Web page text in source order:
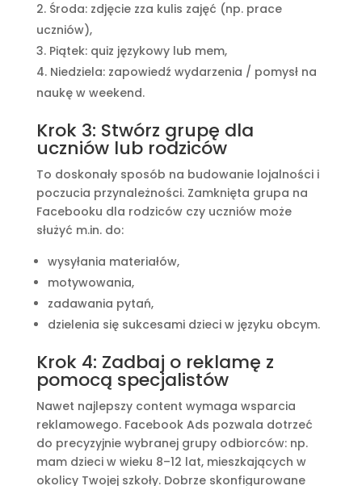
Środa: zdjęcie zza kulis zajęć (np. prace
uczniów),
Piątek: quiz językowy lub mem,
Niedziela: zapowiedź wydarzenia / pomysł na
naukę w weekend.
Krok 3: Stwórz grupę dla
uczniów lub rodziców
To doskonały sposób na budowanie lojalności i
poczucia przynależności. Zamknięta grupa na
Facebooku dla rodziców czy uczniów może
służyć m.in. do:
wysyłania materiałów,
motywowania,
zadawania pytań,
dzielenia się sukcesami dzieci w języku obcym.
Krok 4: Zadbaj o reklamę z
pomocą specjalistów
Nawet najlepszy content wymaga wsparcia
reklamowego. Facebook Ads pozwala dotrzeć
do precyzyjnie wybranej grupy odbiorców: np.
mam dzieci w wieku 8–12 lat, mieszkających w
okolicy Twojej szkoły. Dobrze skonfigurowane